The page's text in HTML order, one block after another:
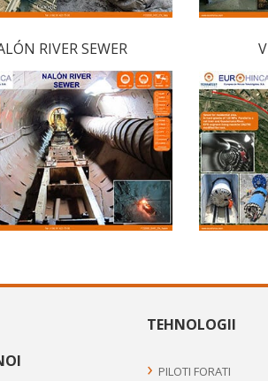
RIVER SEWER
TEHNOLOGII
PILOTI FORATI